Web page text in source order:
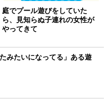
庭でプール遊びをしていた
ら、見知らぬ子連れの女性が
やってきて
みたいになってる」ある遊